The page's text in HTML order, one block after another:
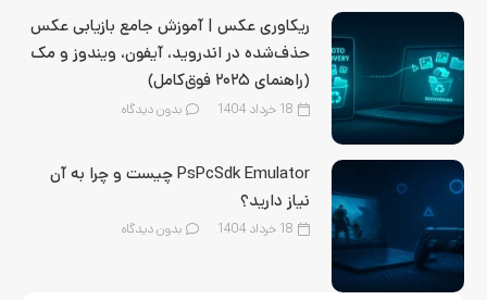
ریکاوری عکس | آموزش جامع بازیابی عکس
حذف‌شده در اندروید، آیفون، ویندوز و مک
(راهنمای ۲۰۲۵ فوق‌کامل)
18 خرداد 1404 بدون دیدگاه
PsPcSdk Emulator چیست و چرا به آن
نیاز دارید؟
18 خرداد 1404 بدون دیدگاه